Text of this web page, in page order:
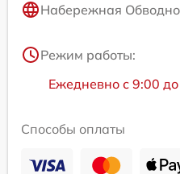
Набережная
Режим работы:
Ежедневно с 9:00
Способы оплаты